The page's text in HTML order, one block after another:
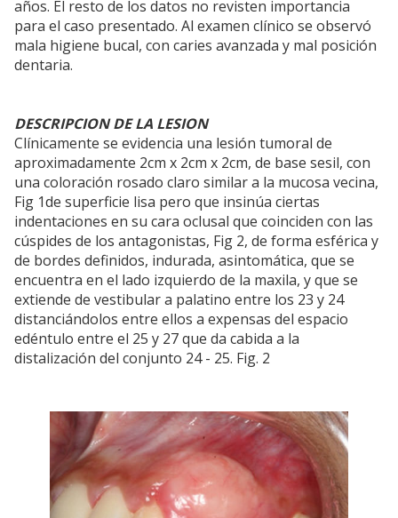
años. El resto de los datos no revisten importancia
para el caso presentado. Al examen clínico se observó
mala higiene bucal, con caries avanzada y mal posición
dentaria.
DESCRIPCION DE LA LESION
Clínicamente se evidencia una lesión tumoral de
aproximadamente 2cm x 2cm x 2cm, de base sesil, con
una coloración rosado claro similar a la mucosa vecina,
Fig 1de superficie lisa pero que insinúa ciertas
indentaciones en su cara oclusal que coinciden con las
cúspides de los antagonistas, Fig 2, de forma esférica y
de bordes definidos, indurada, asintomática, que se
encuentra en el lado izquierdo de la maxila, y que se
extiende de vestibular a palatino entre los 23 y 24
distanciándolos entre ellos a expensas del espacio
edéntulo entre el 25 y 27 que da cabida a la
distalización del conjunto 24 - 25. Fig. 2